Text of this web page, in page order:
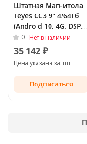
Штатная Магнитола
Teyes CC3 9" 4/64Гб
(Android 10, 4G, DSP,
QLed) для Toyota Land
Cruiser Prado 150
2009 - 2013 Тип-A
0 Нет в наличии
35 142 ₽
Цена указана за: шт
Подписаться